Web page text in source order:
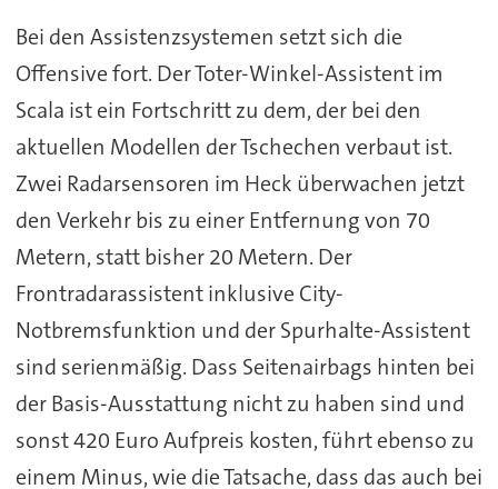
Bei den Assistenzsystemen setzt sich die
Offensive fort. Der Toter-Winkel-Assistent im
Scala ist ein Fortschritt zu dem, der bei den
aktuellen Modellen der Tschechen verbaut ist.
Zwei Radarsensoren im Heck überwachen jetzt
den Verkehr bis zu einer Entfernung von 70
Metern, statt bisher 20 Metern. Der
Frontradarassistent inklusive City-
Notbremsfunktion und der Spurhalte-Assistent
sind serienmäßig. Dass Seitenairbags hinten bei
der Basis-Ausstattung nicht zu haben sind und
sonst 420 Euro Aufpreis kosten, führt ebenso zu
einem Minus, wie die Tatsache, dass das auch bei